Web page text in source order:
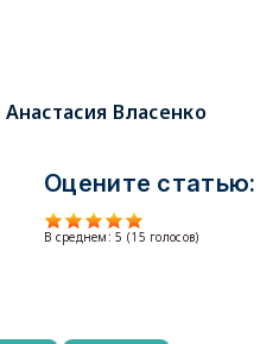
Анастасия Власенко
Оцените статью:
В среднем:5 (15 голосов)